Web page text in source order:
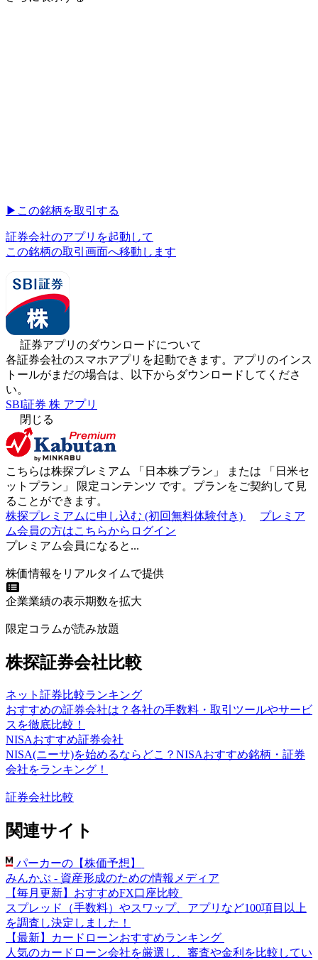
▶︎ この銘柄を取引する
証券会社のアプリを起動して
この銘柄の取引画面へ移動します
証券アプリのダウンロードについて
各証券会社のスマホアプリを起動できます。アプリのインス
トールがまだの場合は、以下からダウンロードしてくださ
い。
SBI証券 株 アプリ
閉じる
こちらは株探プレミアム 「 日本株プラン 」 または 「 日米セ
ットプラン 」 限定コンテンツ です。プランをご契約して見
ることができます。
株探プレミアムに申し込む (初回無料体験付き)
プレミア
ム会員の方はこちらからログイン
プレミアム会員になると...
株価情報をリアルタイムで提供
企業業績の表示期数を拡大
限定コラムが読み放題
株探証券会社比較
ネット証券比較ランキング
おすすめの証券会社は？各社の手数料・取引ツールやサービ
スを徹底比較！
NISAおすすめ証券会社
NISA(ニーサ)を始めるならどこ？NISAおすすめ銘柄・証券
会社をランキング！
証券会社比較
関連サイト
パーカーの【株価予想】
みんかぶ - 資産形成のための情報メディア
【毎月更新】おすすめFX口座比較
スプレッド（手数料）やスワップ、アプリなど100項目以上
を調査し決定しました！
【最新】カードローンおすすめランキング
人気のカードローン会社を厳選し、審査や金利を比較してい